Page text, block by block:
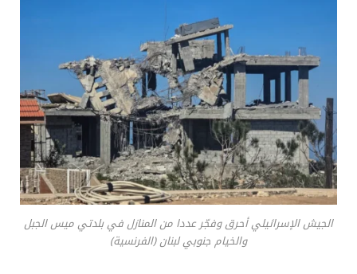
الجيش الإسرائيلي أحرق وفجّر عددا من المنازل في بلدتي ميس الجبل
والخيام جنوبي لبنان (الفرنسية)